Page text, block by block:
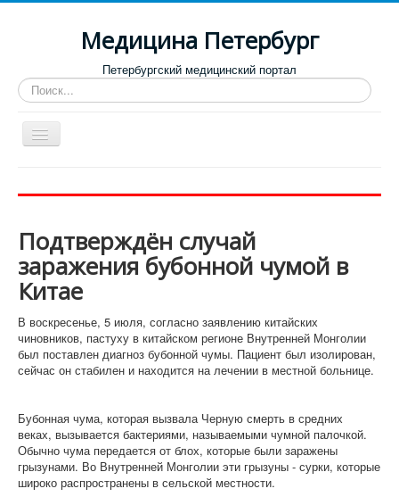
Медицина Петербург
Петербургский медицинский портал
Искать...
Toggle
Navigation
Роддома и женские консультации
Диспансеры
Лучшие клиники по направлениям
Отзывы о медицинских учреждениях
Подтверждён случай
заражения бубонной чумой в
Китае
В воскресенье, 5 июля, согласно заявлению китайских
чиновников, пастуху в китайском регионе Внутренней Монголии
был поставлен диагноз бубонной чумы. Пациент был изолирован,
сейчас он стабилен и находится на лечении в местной больнице.
Бубонная чума, которая вызвала Черную смерть в средних
веках, вызывается бактериями, называемыми чумной палочкой.
Обычно чума передается от блох, которые были заражены
грызунами. Во Внутренней Монголии эти грызуны - сурки, которые
широко распространены в сельской местности.